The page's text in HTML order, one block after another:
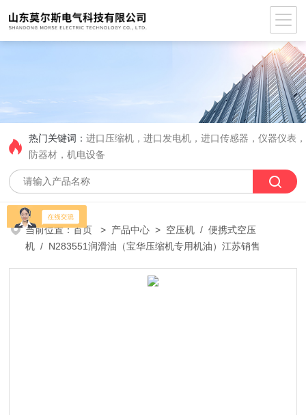
热门关键词：进口压缩机，进口发电机，进口传感器，仪器仪表
防器材，机电设备
当前位置：首页 > 产品中心 > 空压机 /便携式空压
机 / N283551润滑油（宝华压缩机专用机油）江苏销售